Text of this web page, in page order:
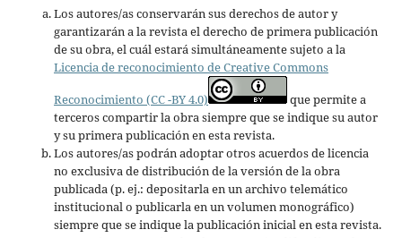
Los autores/as conservarán sus derechos de autor y
garantizarán a la revista el derecho de primera publicación
de su obra, el cuál estará simultáneamente sujeto a la
Licencia de reconocimiento de Creative Commons
Reconocimiento (CC -BY 4.0)
que permite a
terceros compartir la obra siempre que se indique su autor
y su primera publicación en esta revista.
Los autores/as podrán adoptar otros acuerdos de licencia
no exclusiva de distribución de la versión de la obra
publicada (p. ej.: depositarla en un archivo telemático
institucional o publicarla en un volumen monográfico)
siempre que se indique la publicación inicial en esta revista.